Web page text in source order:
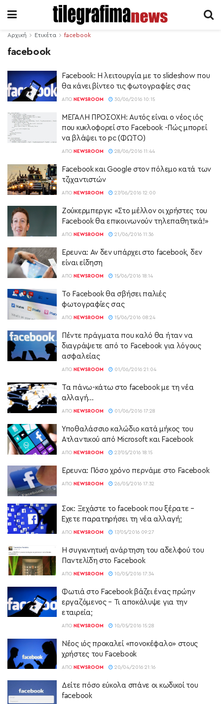
Αρχική Ετικέτα facebook
facebook
Facebook: Η λειτουργία με το slideshow που
θα κάνει βίντεο τις φωτογραφίες σας
ΑΠΌ NEWSROOM 30/06/2016 10:15
ΜΕΓΑΛΗ ΠΡΟΣΟΧΗ: Αυτός είναι ο νέος ιός
που κυκλοφορεί στο Facebook -Πώς μπορεί
να βλάψει το pc (ΦΩΤΟ)
ΑΠΌ NEWSROOM 28/06/2016 11:44
Facebook και Google στον πόλεμο κατά των
τζιχαντιστών
ΑΠΌ NEWSROOM 27/06/2016 12:00
Ζούκερμπεργκ: «Στο μέλλον οι χρήστες του
Facebook θα επικοινωνούν τηλεπαθητικά!»
ΑΠΌ NEWSROOM 21/06/2016 11:36
Ερευνα: Αν δεν υπάρχει στο facebook, δεν
είναι είδηση
ΑΠΌ NEWSROOM 15/06/2016 18:14
Το Facebook θα σβήσει παλιές
φωτογραφίες σας
ΑΠΌ NEWSROOM 15/06/2016 08:24
Πέντε πράγματα που καλό θα ήταν να
διαγράψετε από το Facebook για λόγους
ασφαλείας
ΑΠΌ NEWSROOM 01/06/2016 21:04
Τα πάνω-κάτω στο facebook με τη νέα
αλλαγή…
ΑΠΌ NEWSROOM 01/06/2016 17:28
Υποθαλάσσιο καλώδιο κατά μήκος του
Ατλαντικού από Microsoft και Facebook
ΑΠΌ NEWSROOM 27/05/2016 18:15
Ερευνα: Πόσο χρόνο περνάμε στο Facebook
ΑΠΌ NEWSROOM 26/05/2016 17:32
Σοκ: Ξεχάστε το facebook που ξέρατε –
Έχετε παρατηρήσει τη νέα αλλαγή;
ΑΠΌ NEWSROOM 17/05/2016 09:27
Η συγκινητική ανάρτηση του αδελφού του
Παντελίδη στο Facebook
ΑΠΌ NEWSROOM 10/05/2016 17:34
Φωτιά στο Facebook βάζει ένας πρώην
εργαζόμενος – Τι αποκάλυψε για την
εταιρεία;
ΑΠΌ NEWSROOM 10/05/2016 15:28
Νέος ιός προκαλεί «πονοκέφαλο» στους
χρήστες του Facebook
ΑΠΌ NEWSROOM 20/04/2016 21:16
Δείτε πόσο εύκολα σπάνε οι κωδικοί του
facebook